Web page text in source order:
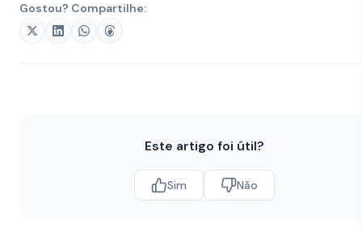
Gostou? Compartilhe:
Este artigo foi útil?
Sim Não